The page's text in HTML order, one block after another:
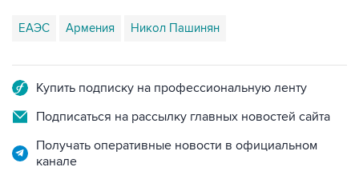
ЕАЭС Армения Никол Пашинян
Купить подписку на профессиональную ленту
Подписаться на рассылку главных новостей сайта
Получать оперативные новости в официальном
канале